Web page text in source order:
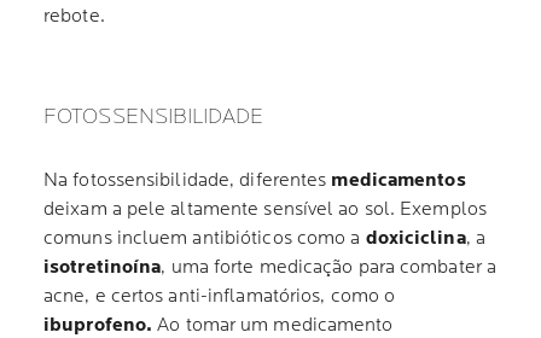
rebote.
FOTOSSENSIBILIDADE
Na fotossensibilidade, diferentes medicamentos
deixam a pele altamente sensível ao sol. Exemplos
comuns incluem antibióticos como a doxiciclina, a
isotretinoína, uma forte medicação para combater a
acne, e certos anti-inflamatórios, como o
ibuprofeno. Ao tomar um medicamento